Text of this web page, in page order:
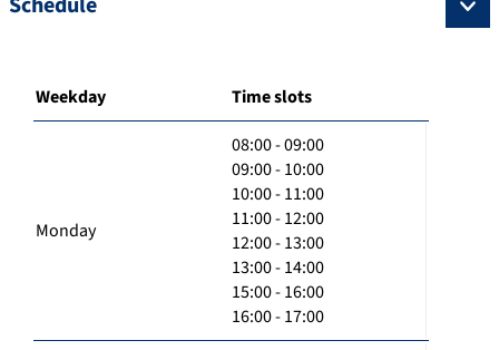
Weekday Time slots
Monday
08:00 - 09:00
09:00 - 10:00
10:00 - 11:00
11:00 - 12:00
12:00 - 13:00
13:00 - 14:00
15:00 - 16:00
16:00 - 17:00